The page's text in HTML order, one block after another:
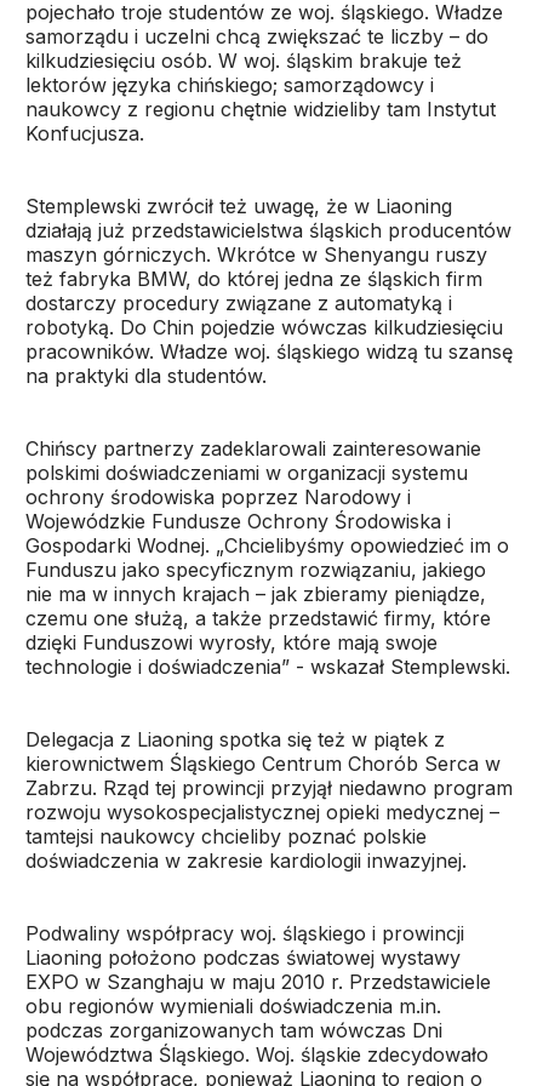
pojechało troje studentów ze woj. śląskiego. Władze
samorządu i uczelni chcą zwiększać te liczby – do
kilkudziesięciu osób. W woj. śląskim brakuje też
lektorów języka chińskiego; samorządowcy i
naukowcy z regionu chętnie widzieliby tam Instytut
Konfucjusza.
Stemplewski zwrócił też uwagę, że w Liaoning
działają już przedstawicielstwa śląskich producentów
maszyn górniczych. Wkrótce w Shenyangu ruszy
też fabryka BMW, do której jedna ze śląskich firm
dostarczy procedury związane z automatyką i
robotyką. Do Chin pojedzie wówczas kilkudziesięciu
pracowników. Władze woj. śląskiego widzą tu szansę
na praktyki dla studentów.
Chińscy partnerzy zadeklarowali zainteresowanie
polskimi doświadczeniami w organizacji systemu
ochrony środowiska poprzez Narodowy i
Wojewódzkie Fundusze Ochrony Środowiska i
Gospodarki Wodnej. „Chcielibyśmy opowiedzieć im o
Funduszu jako specyficznym rozwiązaniu, jakiego
nie ma w innych krajach – jak zbieramy pieniądze,
czemu one służą, a także przedstawić firmy, które
dzięki Funduszowi wyrosły, które mają swoje
technologie i doświadczenia” - wskazał Stemplewski.
Delegacja z Liaoning spotka się też w piątek z
kierownictwem Śląskiego Centrum Chorób Serca w
Zabrzu. Rząd tej prowincji przyjął niedawno program
rozwoju wysokospecjalistycznej opieki medycznej –
tamtejsi naukowcy chcieliby poznać polskie
doświadczenia w zakresie kardiologii inwazyjnej.
Podwaliny współpracy woj. śląskiego i prowincji
Liaoning położono podczas światowej wystawy
EXPO w Szanghaju w maju 2010 r. Przedstawiciele
obu regionów wymieniali doświadczenia m.in.
podczas zorganizowanych tam wówczas Dni
Województwa Śląskiego. Woj. śląskie zdecydowało
się na współpracę, ponieważ Liaoning to region o